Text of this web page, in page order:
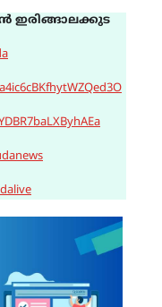
ഇരിങ്ങാലക്കുട